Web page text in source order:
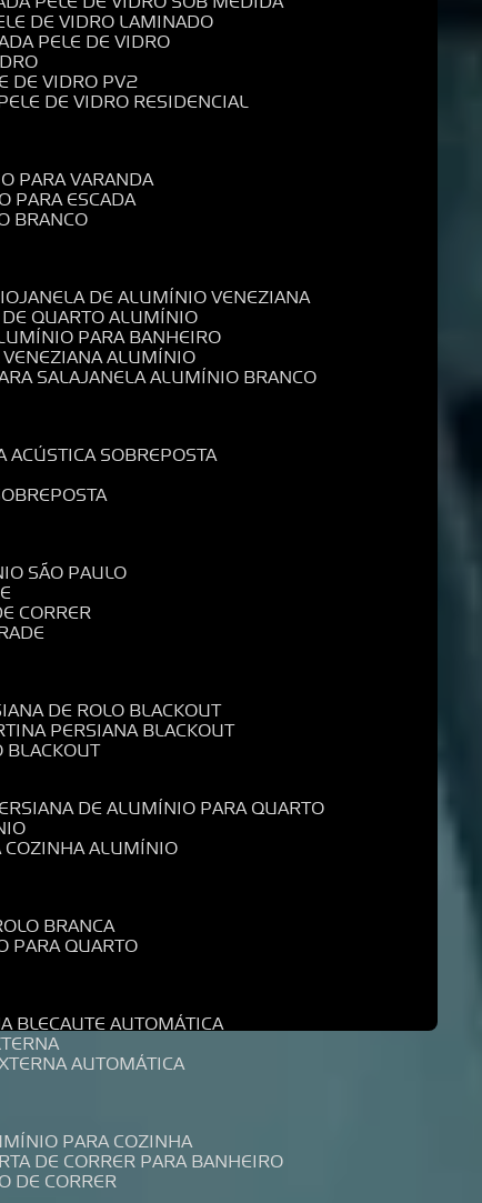
DE VIDRO LAMINADO
PELE DE VIDRO
DE VIDRO PV2
PELE DE VIDRO RESIDENCIAL
PARA VARANDA
PARA ESCADA
BRANCO
JANELA DE ALUMÍNIO VENEZIANA
DE QUARTO ALUMÍNIO
PARA BANHEIRO
VENEZIANA ALUMÍNIO
SALA JANELA ALUMÍNIO BRANCO
ACÚSTICA SOBREPOSTA
SÃO PAULO
CORRER
DE ROLO BLACKOUT
PERSIANA BLACKOUT
BLACKOUT
PERSIANA DE ALUMÍNIO PARA QUARTO
COZINHA ALUMÍNIO
BRANCA
PARA QUARTO
BLECAUTE AUTOMÁTICA
AUTOMÁTICA
PARA COZINHA
DE CORRER PARA BANHEIRO
DE CORRER